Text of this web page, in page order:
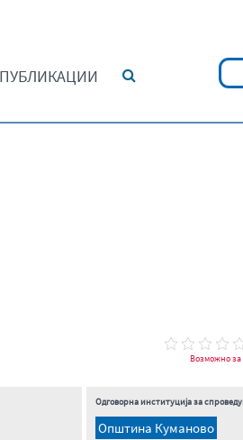
ПУБЛИКАЦИИ
Возможно
Одговорна институција за
Oпштина Куманово